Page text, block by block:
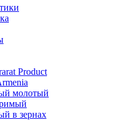
Product
молотый
в зернах